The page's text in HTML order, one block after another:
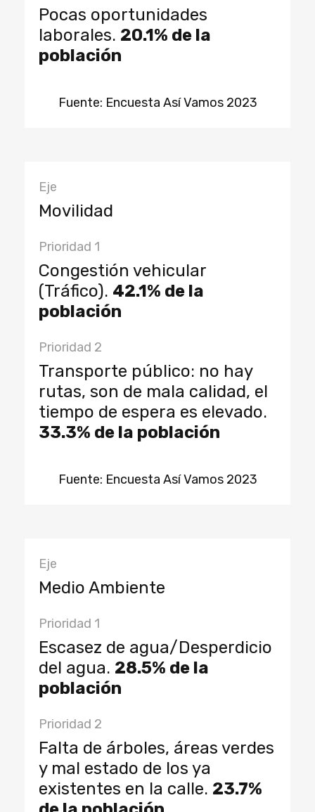
Pocas oportunidades
laborales. 20.1% de la
población
Fuente: Encuesta Así Vamos 2023
Eje
Movilidad
Prioridad 1
Congestión vehicular
(Tráfico). 42.1% de la
población
Prioridad 2
Transporte público: no hay
rutas, son de mala calidad, el
tiempo de espera es elevado.
33.3% de la población
Fuente: Encuesta Así Vamos 2023
Eje
Medio Ambiente
Prioridad 1
Escasez de agua/Desperdicio
del agua. 28.5% de la
población
Prioridad 2
Falta de árboles, áreas verdes
y mal estado de los ya
existentes en la calle. 23.7%